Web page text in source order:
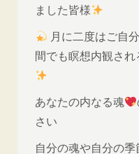
ました皆様
月に二度はご自
間でも瞑想内観され
あなたの内なる魂
さい
自分の魂や自分の